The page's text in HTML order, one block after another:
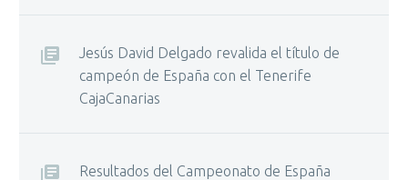
Jesús David Delgado revalida el título de
campeón de España con el Tenerife
CajaCanarias
Resultados del Campeonato de España